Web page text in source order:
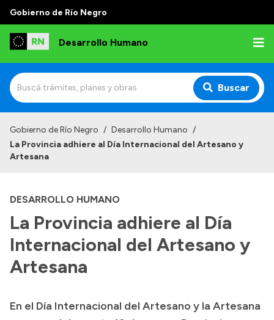
Gobierno de Río Negro
Desarrollo Humano
Buscar
Institucional
Autoridades
Delegaciones
Normativa
Gobierno de Río Negro / Desarrollo Humano /
La Provincia adhiere al Día Internacional del Artesano y
Artesana
DESARROLLO HUMANO
La Provincia adhiere al Día
Internacional del Artesano y
Artesana
En el Día Internacional del Artesano y la Artesana